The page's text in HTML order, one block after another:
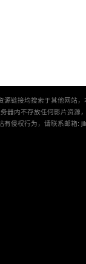
源链接均搜索于其他网站
器内不存放任何影片资源
有侵权行为，请联系邮箱: